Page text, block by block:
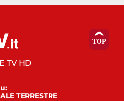
TV HD
TERRESTRE